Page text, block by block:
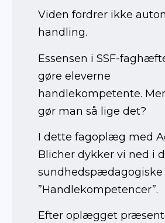
Viden fordrer ikke
handling.
Essensen i SSF-
gøre eleverne
handlekompetente.
gør man så lige det?
I dette fagoplæg med
Blicher dykker vi ned i
sundhedspædagogiske
”Handlekompetencer”.
Efter oplægget